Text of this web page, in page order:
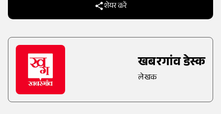
शेयर करें
खबरगांव डेस्क
लेखक